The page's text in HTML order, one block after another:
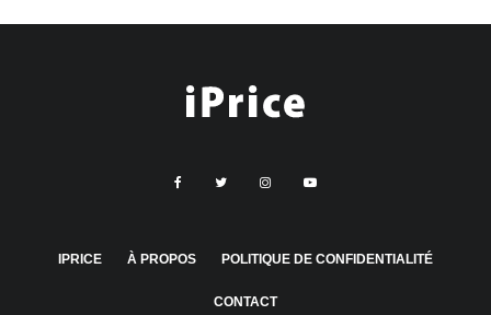
IPRICE À PROPOS POLITIQUE DE CONFIDENTIALITÉ
CONTACT